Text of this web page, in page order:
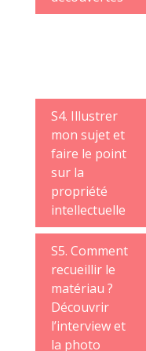
S4. Illustrer
mon sujet et
faire le point
sur la
propriété
intellectuelle
S5. Comment
recueillir le
matériau ?
Découvrir
l’interview et
la photo